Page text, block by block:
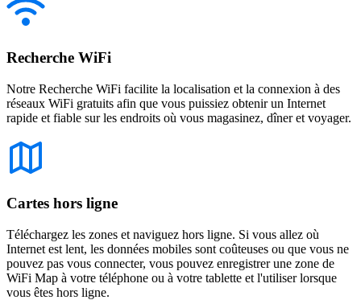
Recherche WiFi
Notre Recherche WiFi facilite la localisation et la connexion à des
réseaux WiFi gratuits afin que vous puissiez obtenir un Internet
rapide et fiable sur les endroits où vous magasinez, dîner et voyager.
Cartes hors ligne
Téléchargez les zones et naviguez hors ligne. Si vous allez où
Internet est lent, les données mobiles sont coûteuses ou que vous ne
pouvez pas vous connecter, vous pouvez enregistrer une zone de
WiFi Map à votre téléphone ou à votre tablette et l'utiliser lorsque
vous êtes hors ligne.